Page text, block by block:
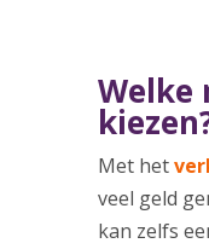
Welke
Met het
veel geld
kan zelfs